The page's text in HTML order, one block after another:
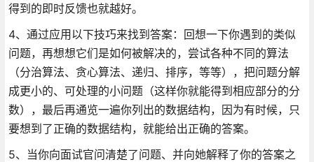
得到的即时反馈也就越好。
4、通过应用以下技巧来找到答案：回想一下你遇到的类似
问题，再想想它们是如何被解决的，尝试各种不同的算法
（分治算法、贪心算法、递归、排序，等等），把问题分解
成更小的、可处理的小问题（这样你就能得到相应部分的分
数），最后再通览一遍你列出的数据结构，因为有时候，只
要想到了正确的数据结构，就能给出正确的答案。
5、当你向面试官问清楚了问题、并向她解释了你的答案之